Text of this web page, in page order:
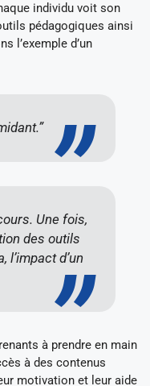
individu voit son
pédagogiques ainsi
l’exemple d’un
Une fois,
des outils
d’un
à prendre en main
à des contenus
motivation et leur aide